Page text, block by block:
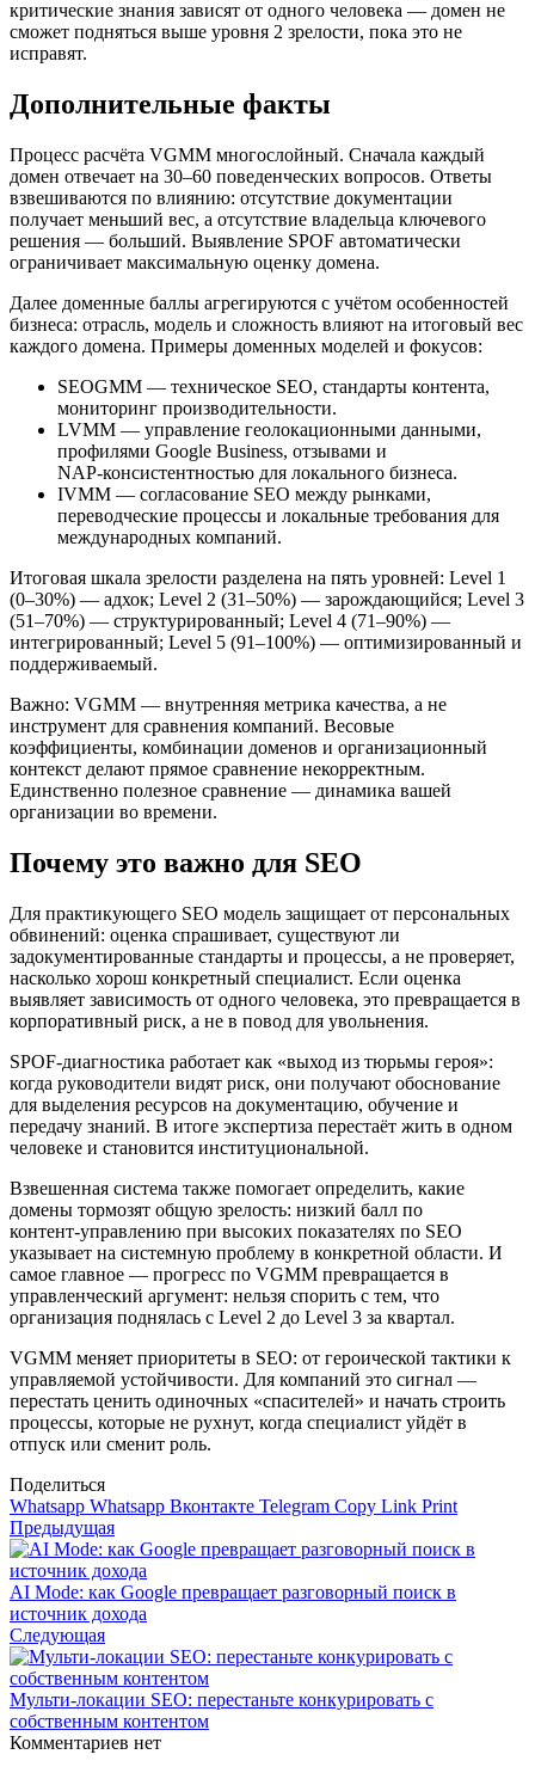
критические знания зависят от одного человека — домен не
сможет подняться выше уровня 2 зрелости, пока это не
исправят.
Дополнительные факты
Процесс расчёта VGMM многослойный. Сначала каждый
домен отвечает на 30–60 поведенческих вопросов. Ответы
взвешиваются по влиянию: отсутствие документации
получает меньший вес, а отсутствие владельца ключевого
решения — больший. Выявление SPOF автоматически
ограничивает максимальную оценку домена.
Далее доменные баллы агрегируются с учётом особенностей
бизнеса: отрасль, модель и сложность влияют на итоговый вес
каждого домена. Примеры доменных моделей и фокусов:
SEOGMM — техническое SEO, стандарты контента,
мониторинг производительности.
LVMM — управление геолокационными данными,
профилями Google Business, отзывами и
NAP‑консистентностью для локального бизнеса.
IVMM — согласование SEO между рынками,
переводческие процессы и локальные требования для
международных компаний.
Итоговая шкала зрелости разделена на пять уровней: Level 1
(0–30%) — адхок; Level 2 (31–50%) — зарождающийся; Level 3
(51–70%) — структурированный; Level 4 (71–90%) —
интегрированный; Level 5 (91–100%) — оптимизированный и
поддерживаемый.
Важно: VGMM — внутренняя метрика качества, а не
инструмент для сравнения компаний. Весовые
коэффициенты, комбинации доменов и организационный
контекст делают прямое сравнение некорректным.
Единственно полезное сравнение — динамика вашей
организации во времени.
Почему это важно для SEO
Для практикующего SEO модель защищает от персональных
обвинений: оценка спрашивает, существуют ли
задокументированные стандарты и процессы, а не проверяет,
насколько хорош конкретный специалист. Если оценка
выявляет зависимость от одного человека, это превращается в
корпоративный риск, а не в повод для увольнения.
SPOF‑диагностика работает как «выход из тюрьмы героя»:
когда руководители видят риск, они получают обоснование
для выделения ресурсов на документацию, обучение и
передачу знаний. В итоге экспертиза перестаёт жить в одном
человеке и становится институциональной.
Взвешенная система также помогает определить, какие
домены тормозят общую зрелость: низкий балл по
контент‑управлению при высоких показателях по SEO
указывает на системную проблему в конкретной области. И
самое главное — прогресс по VGMM превращается в
управленческий аргумент: нельзя спорить с тем, что
организация поднялась с Level 2 до Level 3 за квартал.
VGMM меняет приоритеты в SEO: от героической тактики к
управляемой устойчивости. Для компаний это сигнал —
перестать ценить одиночных «спасителей» и начать строить
процессы, которые не рухнут, когда специалист уйдёт в
отпуск или сменит роль.
Поделиться
Whatsapp Whatsapp Вконтакте Telegram Copy Link Print
Предыдущая
AI Mode: как Google превращает разговорный поиск в
источник дохода
Следующая
Мульти‑локации SEO: перестаньте конкурировать с
собственным контентом
Комментариев нет